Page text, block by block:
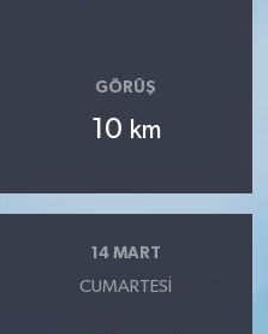
GÖRÜŞ
10 km
14 MART
CUMARTESI